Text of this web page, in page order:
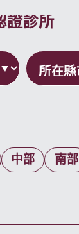
證診所
中部 南部